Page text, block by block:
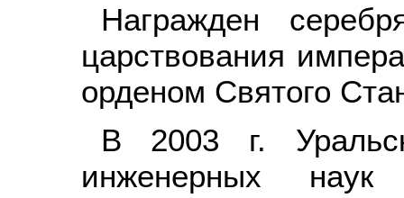
Награжден
царствования
орденом Святого
В 2003 г.
инженерных наук